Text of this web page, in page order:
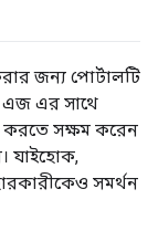
জন্য পোর্টালটি
এর সাথে
করতে সক্ষম করেন
যাইহোক,
সমর্থন